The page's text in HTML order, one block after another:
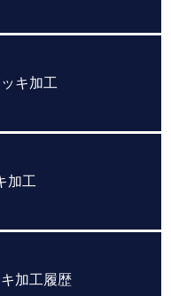
キ加工
加工
加工履歴